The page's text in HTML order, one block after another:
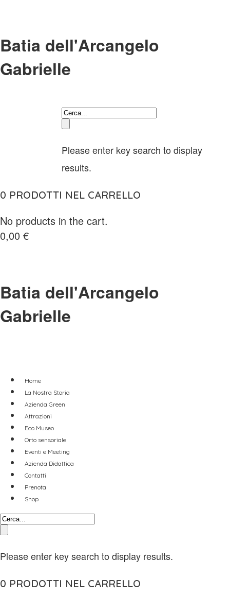
Batia dell'Arcangelo
Gabrielle
Please enter key search to display
results.
0 PRODOTTI NEL CARRELLO
No products in the cart.
0,00 €
Batia dell'Arcangelo
Gabrielle
Home
La Nostra Storia
Azienda Green
Attrazioni
Eco Museo
Orto sensoriale
Eventi e Meeting
Azienda Didattica
Contatti
Prenota
Shop
Please enter key search to display results.
0 PRODOTTI NEL CARRELLO